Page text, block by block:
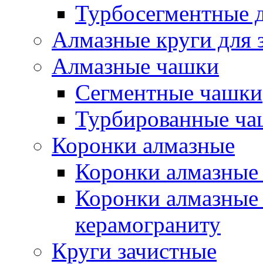
Турбосегментные
Алмазные круги для
Алмазные чашки
Сегментные чашки
Турбированные
Коронки алмазные
Коронки
Коронки
керамограниту
Круги зачистные